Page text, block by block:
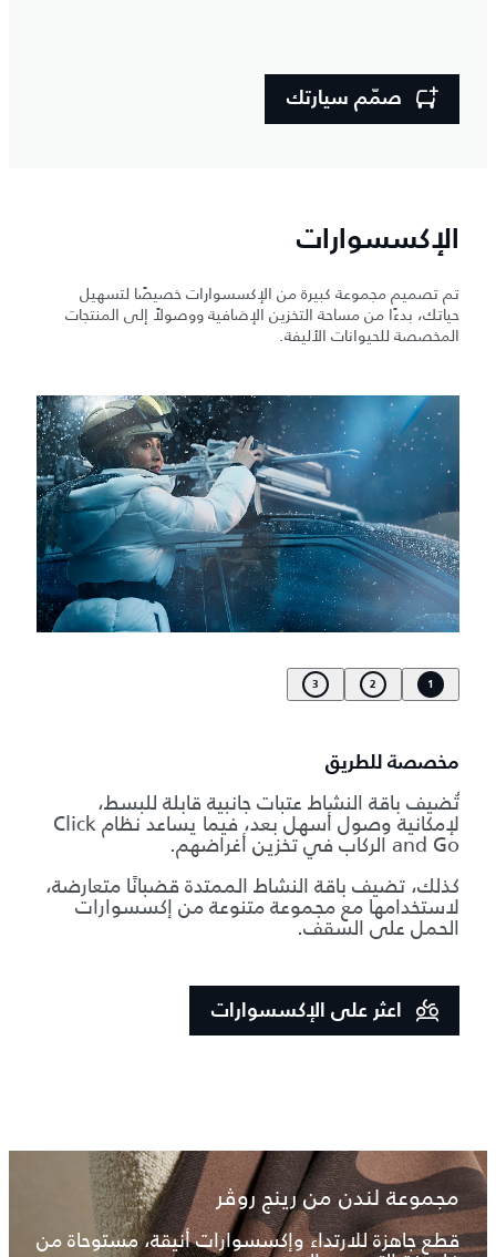
صمّم سيارتك
الإكسسوارات
تم تصميم مجموعة كبيرة من الإكسسوارات خصيصًا لتسهيل
حياتك، بدءًا من مساحة التخزين الإضافية ووصولاً إلى المنتجات
المخصصة للحيوانات الأليفة.
1
2
3
مخصصة للطريق
تُضيف باقة النشاط عتبات جانبية قابلة للبسط،
لإمكانية وصول أسهل بعد، فيما يساعد نظام Click
and Go الركاب في تخزين أغراضهم.
كذلك، تضيف باقة النشاط الممتدة قضبانًا متعارضة،
لاستخدامها مع مجموعة متنوعة من إكسسوارات
الحمل على السقف.
اعثر على الإكسسوارات
مجموعة لندن من رينج روڤر
قطع جاهزة للارتداء وإكسسوارات أنيقة، مستوحاة من